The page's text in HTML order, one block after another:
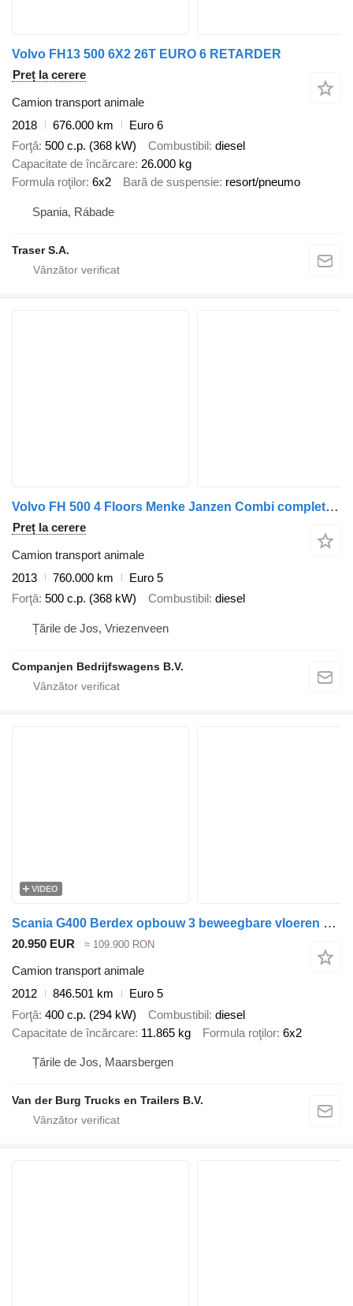
Volvo FH13 500 6X2 26T EURO 6 RETARDER
Preț la cerere
Camion transport animale
2018
676.000 km
Euro 6
Forţă 500 c.p. (368 kW) Combustibil diesel
Capacitate de încărcare 26.000 kg
Formula roţilor 6x2 Bară de suspensie resort/pneumo
Spania, Rábade
Traser S.A.
Volvo FH 500 4 Floors Menke Janzen Combi complete for sale
Preț la cerere
Camion transport animale
2013
760.000 km
Euro 5
Forţă 500 c.p. (368 kW) Combustibil diesel
Țările de Jos, Vriezenveen
Companjen Bedrijfswagens B.V.
VIDEO
Scania G400 Berdex opbouw 3 beweegbare vloeren 6 x 2 Retarder
20.950 EUR ≈ 109.900 RON
Camion transport animale
2012
846.501 km
Euro 5
Forţă 400 c.p. (294 kW) Combustibil diesel
Capacitate de încărcare 11.865 kg Formula roţilor 6x2
Țările de Jos, Maarsbergen
Van der Burg Trucks en Trailers B.V.